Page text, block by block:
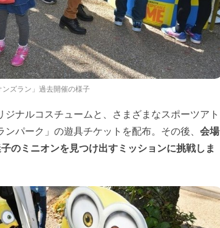
ンズラン」過去開催の様子
ナルコスチュームと、さまざまなスポーツアト
パーク」の遊具チケットを配布。その後、 会場
のミニオンを見つけ出すミッションに挑戦しま